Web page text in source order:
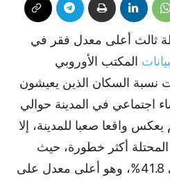
ثالث أعلى معدل فقر في
المكتب الأوروبي
نسبة السكان الذين يعيشون
اجتماعي في المدينة حوالي
يعكس واقعا صعبا للمدينة، إلا
أكثر خطورة، حيث
يصل معدل الفقر فيها إلى 41.8%، وهو أعلى معدل على